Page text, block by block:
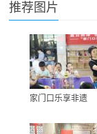
推荐图片
家门口乐享非遗